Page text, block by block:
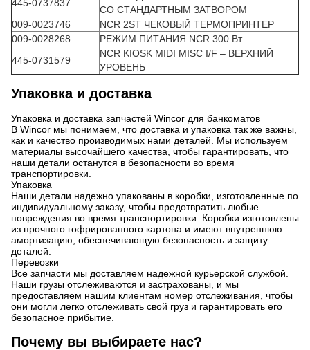
445-0737837
СО СТАНДАРТНЫМ ЗАТВОРОМ
009-0023746
NCR 2ST ЧЕКОВЫЙ ТЕРМОПРИНТЕР
009-0028268
РЕЖИМ ПИТАНИЯ NCR 300 Вт
445-0731579
NCR KIOSK MIDI MISC I/F – ВЕРХНИЙ
УРОВЕНЬ
Упаковка и доставка
Упаковка и доставка запчастей Wincor для банкоматов
В Wincor мы понимаем, что доставка и упаковка так же важны,
как и качество производимых нами деталей. Мы используем
материалы высочайшего качества, чтобы гарантировать, что
наши детали останутся в безопасности во время
транспортировки.
Упаковка
Наши детали надежно упакованы в коробки, изготовленные по
индивидуальному заказу, чтобы предотвратить любые
повреждения во время транспортировки. Коробки изготовлены
из прочного гофрированного картона и имеют внутреннюю
амортизацию, обеспечивающую безопасность и защиту
деталей.
Перевозки
Все запчасти мы доставляем надежной курьерской службой.
Наши грузы отслеживаются и застрахованы, и мы
предоставляем нашим клиентам номер отслеживания, чтобы
они могли легко отслеживать свой груз и гарантировать его
безопасное прибытие.
Почему вы выбираете нас?